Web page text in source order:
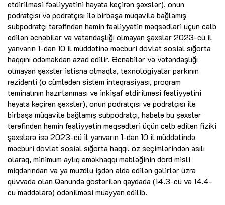
etdirilməsi fəaliyyətini həyata keçirən şəxslər), onun
podratçısı və podratçısı ilə birbaşa müqavilə bağlamış
subpodratçı tərəfindən həmin fəaliyyətin məqsədləri üçün cəlb
edilən əcnəbilər və vətəndaşlığı olmayan şəxslər 2023-cü il
yanvarın 1-dən 10 il müddətinə məcburi dövlət sosial sığorta
haqqını ödəməkdən azad edilir. Əcnəbilər və vətəndaşlığı
olmayan şəxslər istisna olmaqla, texnologiyalar parkının
rezidenti (o cümlədən sistem inteqrasiyası, proqram
təminatının hazırlanması və inkişaf etdirilməsi fəaliyyətini
həyata keçirən şəxslər), onun podratçısı və podratçısı ilə
birbaşa müqavilə bağlamış subpodratçı, habelə bu şəxslər
tərəfindən həmin fəaliyyətin məqsədləri üçün cəlb edilən fiziki
şəxslərə isə 2023-cü il yanvarın 1-dən 10 il müddətində
məcburi dövlət sosial sığorta haqqı, öz seçimlərindən asılı
olaraq, minimum aylıq əməkhaqqı məbləğinin dörd misli
miqdarından və ya muzdlu işdən əldə edilən gəlirlər üzrə
qüvvədə olan Qanunda göstərilən qaydada (14.3-cü və 14.4-
cü maddələrə) ödənilməsi müəyyən edilib.